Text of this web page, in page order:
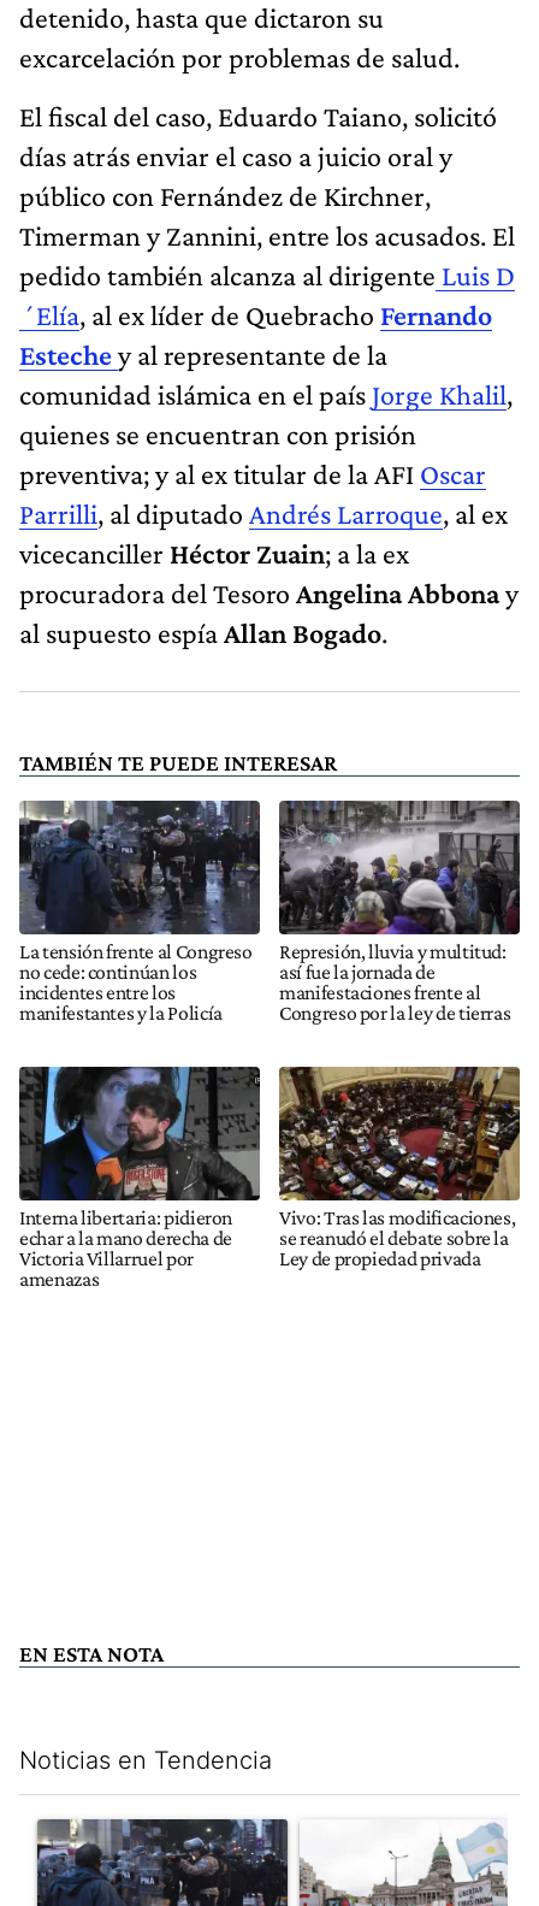
detenido, hasta que dictaron su
excarcelación por problemas de salud.
El fiscal del caso, Eduardo Taiano, solicitó
días atrás enviar el caso a juicio oral y
público con Fernández de Kirchner,
Timerman y Zannini, entre los acusados. El
pedido también alcanza al dirigente Luis D
´Elía, al ex líder de Quebracho Fernando
Estechey al representante de la
comunidad islámica en el país Jorge Khalil,
quienes se encuentran con prisión
preventiva; y al ex titular de la AFI Oscar
Parrilli, al diputado Andrés Larroque, al ex
vicecanciller Héctor Zuain; a la ex
procuradora del Tesoro Angelina Abbonay
al supuesto espíaAllan Bogado.
TAMBIÉN TE PUEDE INTERESAR
La tensión frente al Congreso
no cede: continúan los
incidentes entre los
manifestantes y la Policía
Represión, lluvia y multitud:
así fue la jornada de
manifestaciones frente al
Congreso por la ley de tierras
Interna libertaria: pidieron
echar a la mano derecha de
Victoria Villarruel por
amenazas
Vivo: Tras las modificaciones,
se reanudó el debate sobre la
Ley de propiedad privada
EN ESTA NOTA
Noticias en Tendencia
Un artículo de tendencia con el título "La tensión frente al
Un artículo de tendencia